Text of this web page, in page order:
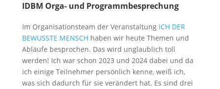
IDBM Orga- und Programmbesprechung
Im Organisationsteam der Veranstaltung ICH DER
BEWUSSTE MENSCH haben wir heute Themen und
Abläufe besprochen. Das wird unglaublich toll
werden! Ich war schon 2023 und 2024 dabei und da
ich einige Teilnehmer persönlich kenne, weiß ich,
was sich dadurch für sie verändert hat. Es sind drei